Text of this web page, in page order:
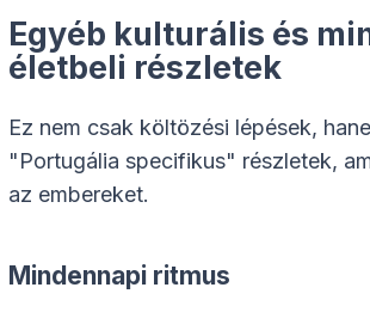
Egyéb kulturális és
életbeli részletek
Ez nem csak költözési lépések,
"Portugália specifikus" részletek,
az embereket.
Mindennapi ritmus